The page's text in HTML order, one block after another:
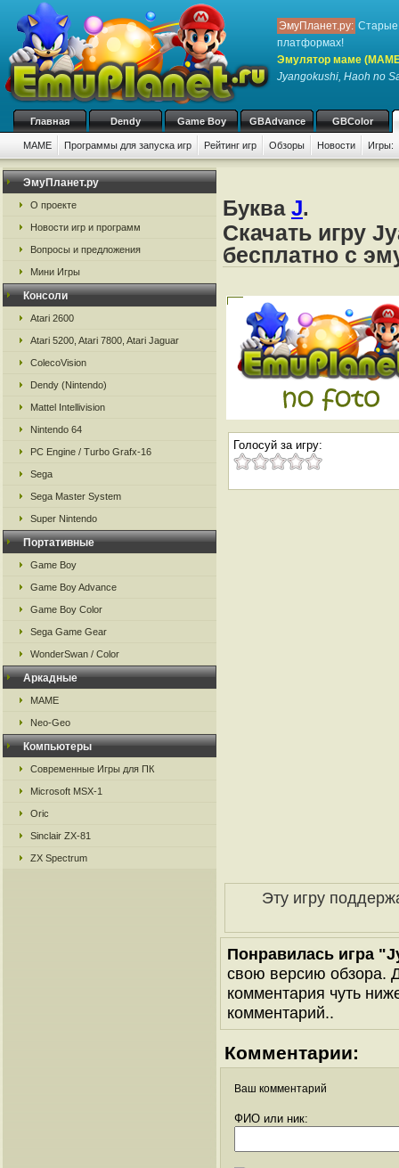
ЭмуПланет.ру: Старые
платформах!
Эмулятор маме
Jyangokushi, Haoh no
Главная Dendy Game Boy GBAdvance GBColor
MAME Программы для запуска игр Рейтинг игр Обзоры Новости Игры:
ЭмуПланет.ру
О проекте
Новости игр и программ
Вопросы и предложения
Мини Игры
Консоли
Atari 2600
Atari 5200, Atari 7800, Atari Jaguar
ColecoVision
Dendy (Nintendo)
Mattel Intellivision
Nintendo 64
PC Engine / Turbo Grafx-16
Sega
Sega Master System
Super Nintendo
Портативные
Game Boy
Game Boy Advance
Game Boy Color
Sega Game Gear
WonderSwan / Color
Аркадные
MAME
Neo-Geo
Компьютеры
Современные Игры для ПК
Microsoft MSX-1
Oric
Sinclair ZX-81
ZX Spectrum
Буква J.
Скачать игру
бесплатно с
Голосуй за игру:
Эту игру
Понравилась игра
свою версию обзора.
комментария чуть
комментарий..
Комментарии:
Ваш комментарий
ФИО или ник: